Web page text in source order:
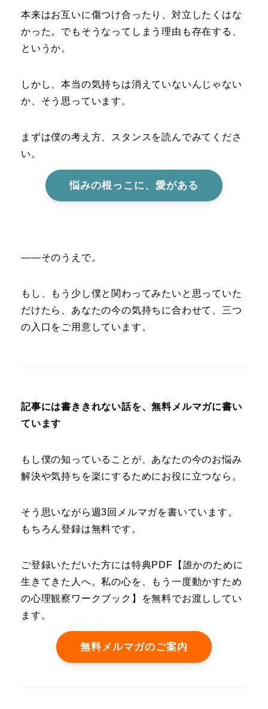
本来はお互いに傷つけ合ったり、対立したくはな
かった。でもそうなってしまう理由も存在する、
というか。
しかし、本当の気持ちは消えていないんじゃない
か、そう思っています。
まずは僕の考え方、スタンスを読んでみてくださ
い。
悩みの根っこに、愛がある
――そのうえで。
もし、もう少し僕と関わってみたいと思っていた
だけたら、あなたの今の気持ちに合わせて、三つ
の入口をご用意しています。
記事には書ききれない話を、無料メルマガに書い
ています
もし僕の知っていることが、あなたの今のお悩み
解決や気持ちを楽にするためにお役に立つなら。
そう思いながら週3回メルマガを書いています。
もちろん登録は無料です。
ご登録いただいた方には特典PDF【誰かのために
生きてきた人へ。私の心を、もう一度動かすため
の心理観察ワークブック】を無料でお渡ししてい
ます。
無料メルマガのご案内